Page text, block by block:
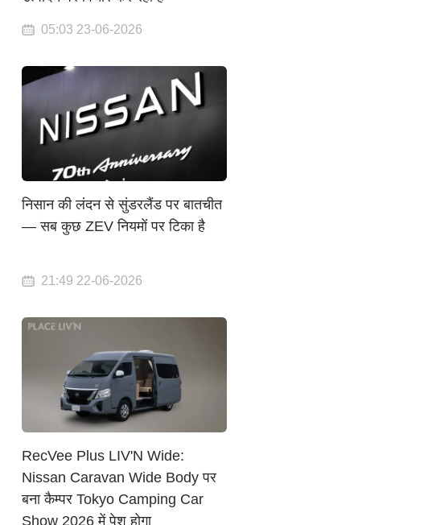
05:03 23-06-2026
निसान की लंदन से सुंडरलैंड पर बातचीत
— सब कुछ ZEV नियमों पर टिका है
21:49 22-06-2026
RecVee Plus LIV'N Wide:
Nissan Caravan Wide Body पर
बना कैम्पर Tokyo Camping Car
Show 2026 में पेश होगा